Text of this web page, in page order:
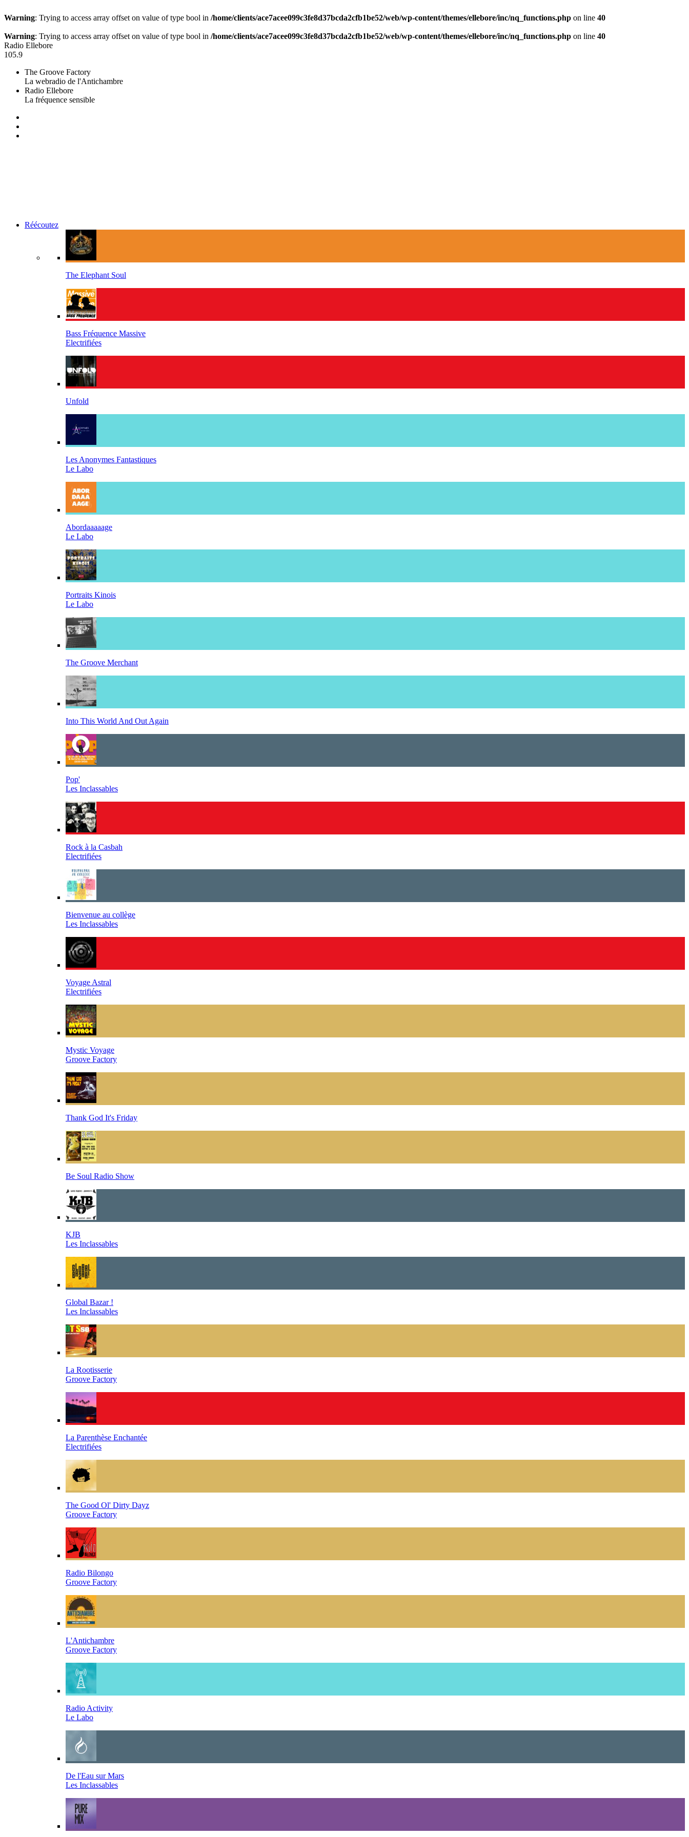
Warning: Trying to access array offset on value of type bool in /home/clients/ace7acee099c3fe8d37bcda2cfb1be52/web/wp-content/themes/ellebore/inc/nq_functions.php on line 40
Warning: Trying to access array offset on value of type bool in /home/clients/ace7acee099c3fe8d37bcda2cfb1be52/web/wp-content/themes/ellebore/inc/nq_functions.php on line 40
Radio Ellebore
105.9
The Groove Factory
La webradio de l'Antichambre
Radio Ellebore
La fréquence sensible
Réécoutez
The Elephant Soul
Bass Fréquence Massive
Electrifiées
Unfold
Les Anonymes Fantastiques
Le Labo
Abordaaaaage
Le Labo
Portraits Kinois
Le Labo
The Groove Merchant
Into This World And Out Again
Pop'
Les Inclassables
Rock à la Casbah
Electrifiées
Bienvenue au collège
Les Inclassables
Voyage Astral
Electrifiées
Mystic Voyage
Groove Factory
Thank God It's Friday
Be Soul Radio Show
KJB
Les Inclassables
Global Bazar !
Les Inclassables
La Rootisserie
Groove Factory
La Parenthèse Enchantée
Electrifiées
The Good Ol' Dirty Dayz
Groove Factory
Radio Bilongo
Groove Factory
L'Antichambre
Groove Factory
Radio Activity
Le Labo
De l'Eau sur Mars
Les Inclassables